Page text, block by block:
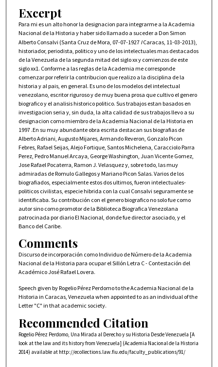
Excerpt
Para mi es un alto honor la designacion para integrarme a la Academia
Nacional de la Historia y haber sido llamado a suceder a Don Simon
Alberto Consalvi (Santa Cruz de Mora, 07-07-1927 ICaracas, 11-03-2013),
historiador, periodista, politico y uno de los intelectuales mas destacados
de la Venezuela de la segunda mitad del siglo xx y comienzos de este
siglo xx1. Conforme a las reglas de la Academia me corresponde
comenzar por referir la contribucion que realizo a la disciplina de la
historia y al pais, en general. Es uno de los modelos del intelectual
venezolano, escritor riguroso y de muy buena prosa que cultivo el genero
biografico y el analisis historico politico. Sus trabajos estan basados en
investigacion seria y, sin duda, la alta calidad de sus trabajos llevo a su
designacion como miembro de la Academia Nacional de la Historia en
1997 .En su muy abundante obra escrita destacan sus biografias de
Alberto Adriani, Augusto Mijares, Armando Reveron, Gonzalo Picon
Febres, Rafael Seijas, Alejo Fortique, Santos Michelena, Caracciolo Parra
Perez, Pedro Manuel Arcaya, George Washington, Juan Vicente Gomez,
Jose Rafael Pocaterra, Ramon J. Velasquez y, sobre todo, las muy
admiradas de Romulo Gallegos y Mariano Picon Salas. Varios de los
biografiados, especialmente estos dos ultimos, fueron intelectuales-
politicos civilistas, especie hibrida con la cual Consalvi seguramente se
identificaba. Su contribución con el genero biografico no solo fue como
autor sino como promotor de la Biblioteca Biografica Venezolana
patrocinada por diario El Nacional, donde fue director asociado, y el
Banco del Caribe.
Comments
Discurso de incorporación como Individuo de Número de la Academia
Nacional de la Historia para ocupar el Sillón Letra C - Contestación del
Académico José Rafael Lovera.
Speech given by Rogelio Pérez Perdomo to the Academia Nacional de la
Historia in Caracas, Venezuela when appointed to as an individual of the
Letter "C" in that academic society.
Recommended Citation
Rogelio Pérez Perdomo, Una Mirada al Derecho y su Historia Desde Venezuela [A
look at the law and its history from Venezuela] (Academia Nacional de la Historia
2014) available at http://ecollections.law.fiu.edu/faculty_publications/91/